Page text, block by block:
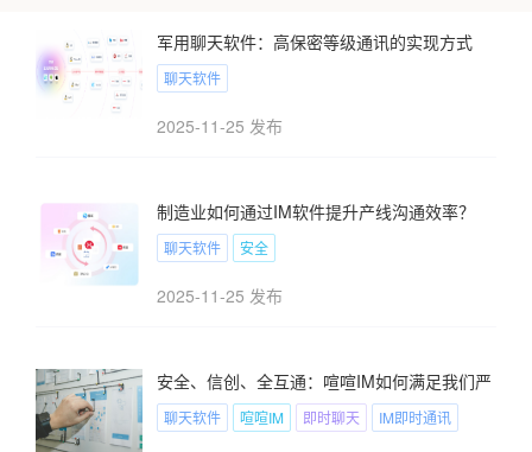
军用聊天软件：高保密等级通讯的实现方式
聊天软件
2025-11-25 发布
制造业如何通过IM软件提升产线沟通效率？
聊天软件 安全
2025-11-25 发布
安全、信创、全互通：喧喧IM如何满足我们严苛的
聊天软件 喧喧IM 即时聊天 IM即时通讯